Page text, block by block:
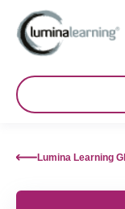
Lumina Learning